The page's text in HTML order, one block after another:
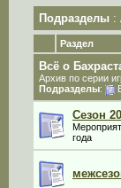
Подразделы :
Раздел
Всё о
Архив по серии
Подразделы:
Сезон
года